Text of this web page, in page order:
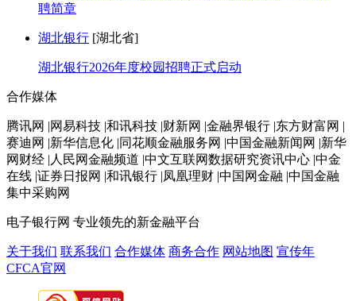
聘简章
湖北银行 [湖北省]
湖北银行2026年度校园招聘正式启动
合作媒体
腾讯网 |网易科技 |和讯科技 |财新网 |金融界银行 |东方财富网 |
赛迪网 |新华信息化 |同花顺金融服务网 |中国金融新闻网 |新华
网财经 |人民网金融频道 |中文互联网数据研究资讯中心 |中金
在线 |证券日报网 |和讯银行 |凤凰理财 |中国网金融 |中国金融
集中采购网
电子银行网 专业领先的新金融平台
关于我们 联系我们 合作媒体 商务合作 网站地图 宣传年
CFCA官网